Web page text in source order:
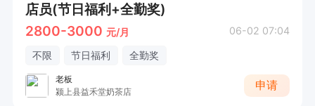
店员(节日福利+全勤奖)
2800-3000 元/月 06-02 07:04
不限 节日福利 全勤奖
老板
颍上县益禾堂奶茶店
申请